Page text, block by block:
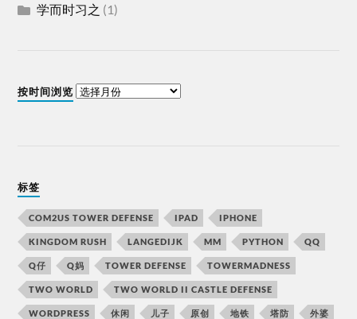
学而时习之 (1)
按时间浏览
标签
COM2US TOWER DEFENSE IPAD IPHONE
KINGDOM RUSH LANGEDIJK MM PYTHON QQ
Q仔 Q妈 TOWER DEFENSE TOWERMADNESS
TWO WORLD TWO WORLD II CASTLE DEFENSE
WORDPRESS 休闲 儿子 原创 地铁 塔防 外婆